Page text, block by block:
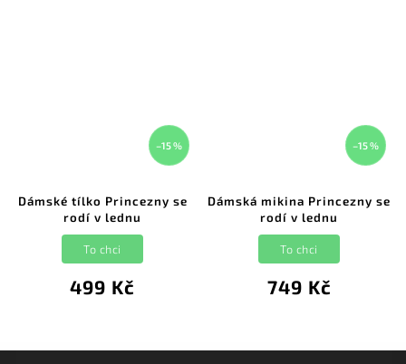
–15 %
Dámské tílko Princezny se
rodí v lednu
499 Kč
To chci
–15 %
Dámská mikina Princezny se
rodí v lednu
749 Kč
To chci